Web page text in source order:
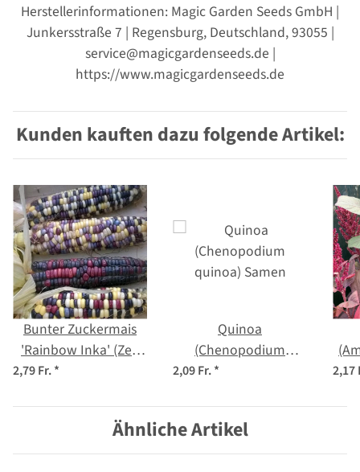
Herstellerinformationen: Magic Garden Seeds GmbH |
Junkersstraße 7 | Regensburg, Deutschland, 93055 |
service@magicgardenseeds.de |
https://www.magicgardenseeds.de
Kunden kauften dazu folgende Artikel:
Bunter Zuckermais
'Rainbow Inka' (Zea
mays) Bio Saatgut
2,79 Fr.*
Quinoa
(Chenopodium
quinoa) Samen
2,09 Fr.* 2,17
Ähnliche Artikel